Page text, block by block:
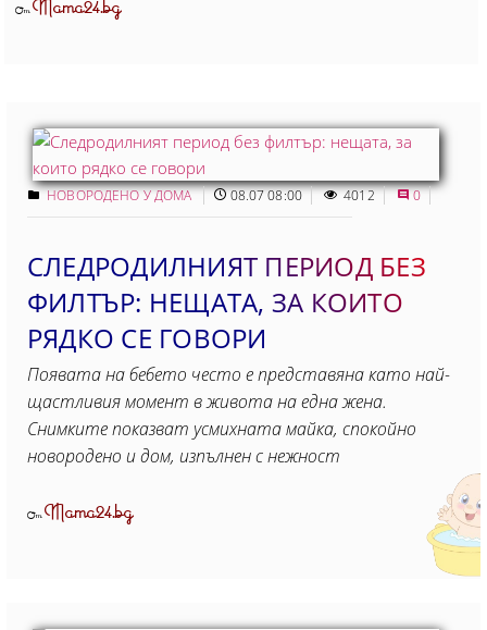
ОтMama24.bg
НОВОРОДЕНО У ДОМА 08.07 08:00 4012 0
СЛЕДРОДИЛНИЯТ ПЕРИОД БЕЗ
ФИЛТЪР: НЕЩАТА, ЗА КОИТО
РЯДКО СЕ ГОВОРИ
Появата на бебето често е представяна като най-
щастливия момент в живота на една жена.
Снимките показват усмихната майка, спокойно
новородено и дом, изпълнен с нежност
ОтMama24.bg